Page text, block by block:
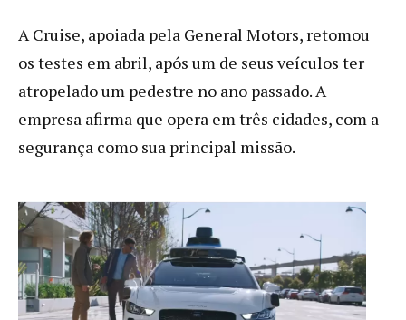
A Cruise, apoiada pela General Motors, retomou
os testes em abril, após um de seus veículos ter
atropelado um pedestre no ano passado. A
empresa afirma que opera em três cidades, com a
segurança como sua principal missão.